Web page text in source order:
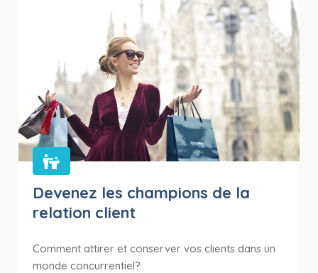
Devenez les champions de la
relation client
Comment attirer et conserver vos clients dans un
monde concurrentiel?